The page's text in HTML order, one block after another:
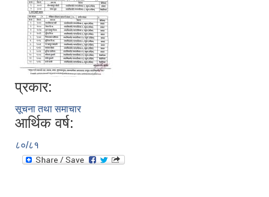
प्रकार:
सूचना तथा समाचार
आर्थिक वर्ष:
८०/८१